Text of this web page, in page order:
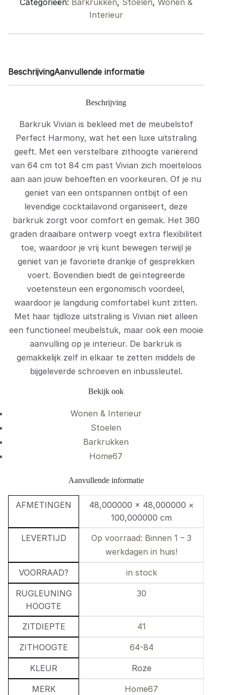
quantity
Categorieën: Barkrukken, Stoelen, Wonen &
Interieur
BeschrijvingAanvullende informatie
Beschrijving
Barkruk Vivian is bekleed met de meubelstof
Perfect Harmony, wat het een luxe uitstraling
geeft. Met een verstelbare zithoogte variërend
van 64 cm tot 84 cm past Vivian zich moeiteloos
aan aan jouw behoeften en voorkeuren. Of je nu
geniet van een ontspannen ontbijt of een
levendige cocktailavond organiseert, deze
barkruk zorgt voor comfort en gemak. Het 360
graden draaibare ontwerp voegt extra flexibiliteit
toe, waardoor je vrij kunt bewegen terwijl je
geniet van je favoriete drankje of gesprekken
voert. Bovendien biedt de geïntegreerde
voetensteun een ergonomisch voordeel,
waardoor je langdurig comfortabel kunt zitten.
Met haar tijdloze uitstraling is Vivian niet alleen
een functioneel meubelstuk, maar ook een mooie
aanvulling op je interieur. De barkruk is
gemakkelijk zelf in elkaar te zetten middels de
bijgeleverde schroeven en inbussleutel.
Bekijk ook
Wonen & Interieur
Stoelen
Barkrukken
Home67
Aanvullende informatie
AFMETINGEN
48,000000 × 48,000000 ×
100,000000 cm
LEVERTIJD
Op voorraad: Binnen 1 – 3
werkdagen in huis!
VOORRAAD? in stock
RUGLEUNING
HOOGTE
30
ZITDIEPTE 41
ZITHOOGTE 64-84
KLEUR Roze
MERK Home67